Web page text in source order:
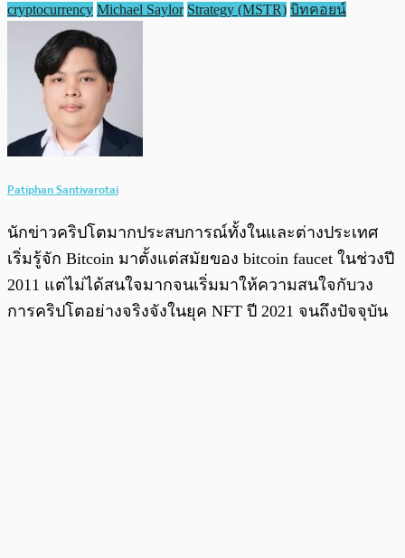
cryptocurrency Michael Saylor Strategy (MSTR) บิทคอยน์
Patiphan Santivarotai
นักข่าวคริปโตมากประสบการณ์ทั้งในและต่างประเทศ
เริ่มรู้จัก Bitcoin มาตั้งแต่สมัยของ bitcoin faucet ในช่วงปี
2011 แต่ไม่ได้สนใจมากจนเริ่มมาให้ความสนใจกับวง
การคริปโตอย่างจริงจังในยุค NFT ปี 2021 จนถึงปัจจุบัน